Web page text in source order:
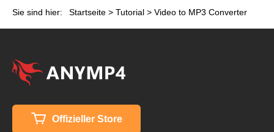
Sie sind hier: Startseite > Tutorial > Video to MP3 Converter
Offizieller Store